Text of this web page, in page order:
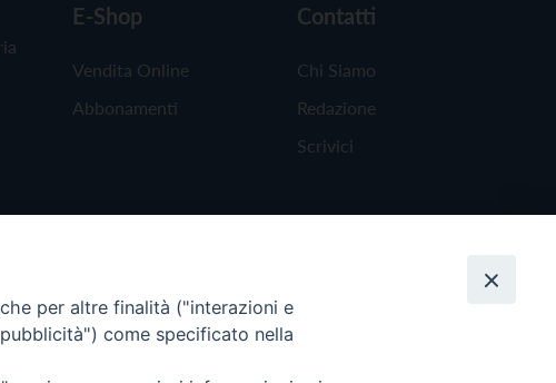
E-Shop
Vendita Online
Abbonamenti
Contatti
Chi Siamo
Redazione
Scrivici
per altre finalità ("interazioni e
come specificato nella